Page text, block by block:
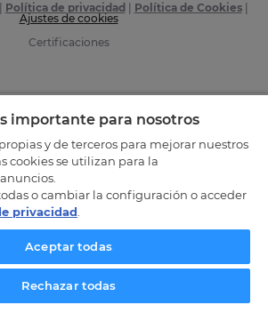
Política de privacidad Política de Cookies|
Ajustes de cookies
Certificaciones
importante para nosotros
y de terceros para mejorar nuestros
cookies se utilizan para la
o cambiar la configuración o acceder
privacidad
Aceptar todas
Rechazar todas